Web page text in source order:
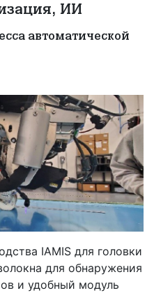
ИИ
автоматической
IAMIS для головки
для обнаружения
и удобный модуль